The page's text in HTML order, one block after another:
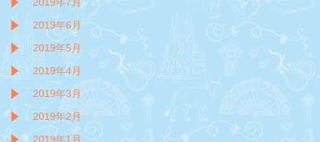
2019年7月
2019年6月
2019年5月
2019年4月
2019年3月
2019年2月
2019年1月